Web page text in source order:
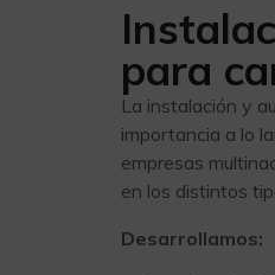
para
La instalación y
importancia a lo
empresas
en los distintos
Desarrollamos: